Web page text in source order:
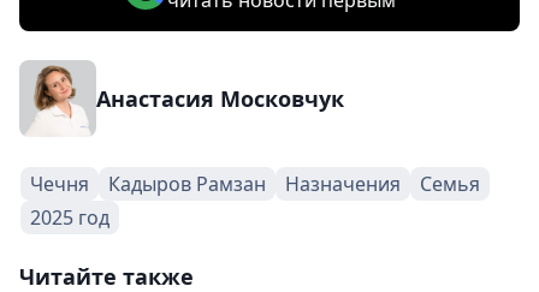
Анастасия Московчук
Чечня Кадыров Рамзан Назначения
Семья
2025 год
Читайте также